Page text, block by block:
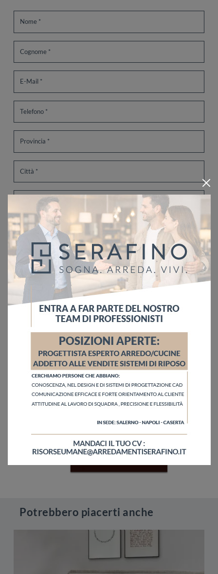
Sfoglia i cataloghi
Ho letto l'informativa sullaPrivacy Policy
Invia
Potrebbero piacerti anche